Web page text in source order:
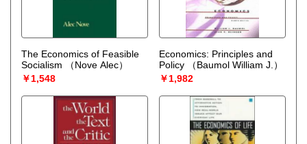
The Economics of Feasible
Socialism
（Nove Alec）
￥1,548
Economics: Principles and
Policy
（Baumol William J.）
￥1,982